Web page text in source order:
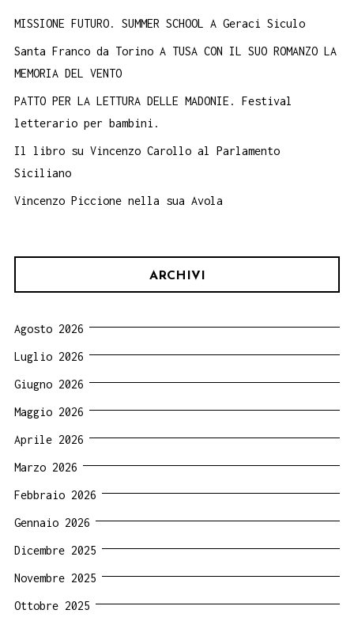
MISSIONE FUTURO. SUMMER SCHOOL A Geraci Siculo
Santa Franco da Torino A TUSA CON IL SUO ROMANZO LA
MEMORIA DEL VENTO
PATTO PER LA LETTURA DELLE MADONIE. Festival
letterario per bambini.
Il libro su Vincenzo Carollo al Parlamento
Siciliano
Vincenzo Piccione nella sua Avola
ARCHIVI
Agosto 2026
Luglio 2026
Giugno 2026
Maggio 2026
Aprile 2026
Marzo 2026
Febbraio 2026
Gennaio 2026
Dicembre 2025
Novembre 2025
Ottobre 2025